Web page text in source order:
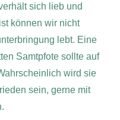
sich lieb und
können wir nicht
lebt. Eine
Samtpfote sollte auf
wird sie
sein, gerne mit